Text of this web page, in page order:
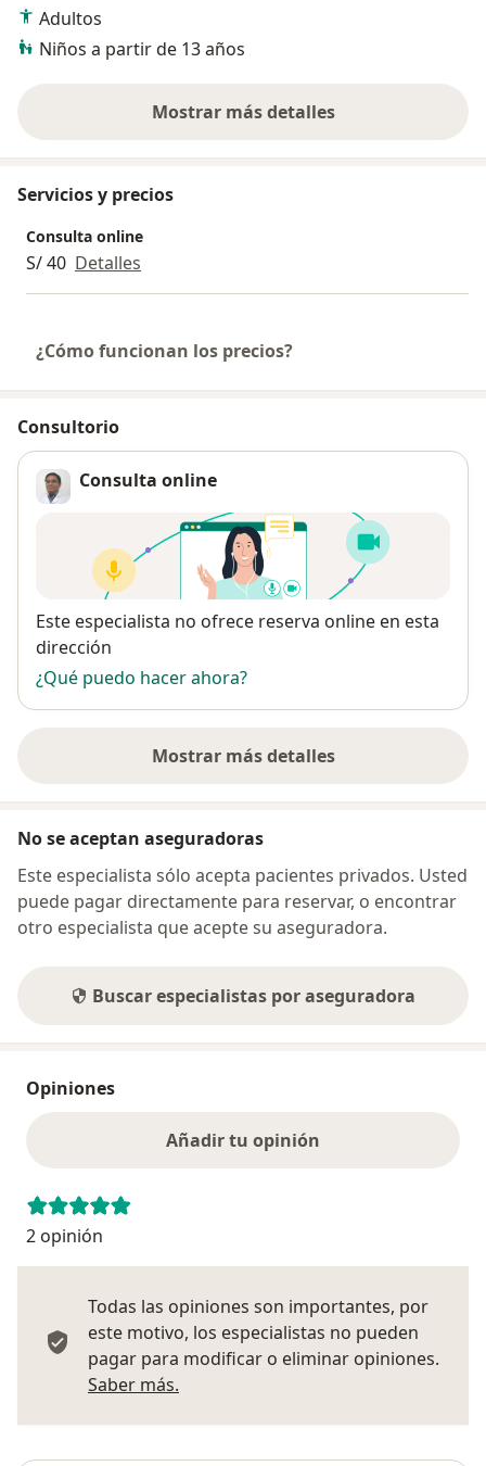
Adultos
Niños a partir de 13 años
Mostrar más detalles
sobre la experiencia
Servicios y precios
Consulta online
S/ 40 Detalles
¿Cómo funcionan los precios?
Consultorio
Consulta online
Disponibilidad
Este especialista no ofrece reserva online en esta
dirección
¿Qué puedo hacer ahora?
Mostrar más detalles
sobre la dirección
No se aceptan aseguradoras
Este especialista sólo acepta pacientes privados. Usted
puede pagar directamente para reservar, o encontrar
otro especialista que acepte su aseguradora.
Buscar especialistas por aseguradora
Opiniones
Añadir tu opinión
2 opinión
Todas las opiniones son importantes, por
este motivo, los especialistas no pueden
pagar para modificar o eliminar opiniones.
Saber más.